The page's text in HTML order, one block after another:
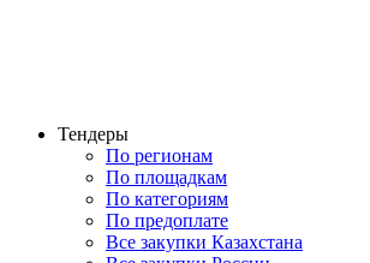
Тендеры
По регионам
По площадкам
По категориям
По предоплате
Все закупки Казахстана